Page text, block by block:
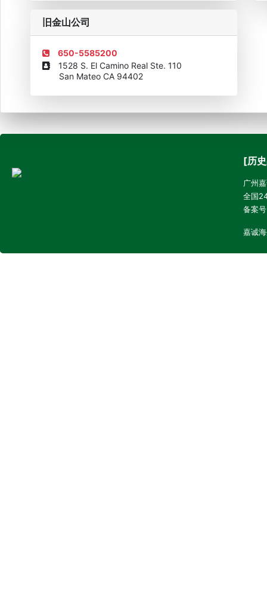
旧金山公司
650-5585200
1528 S. El Camino Real Ste. 110
San Mateo CA 94402
[历
广州
全国
备案
嘉诚